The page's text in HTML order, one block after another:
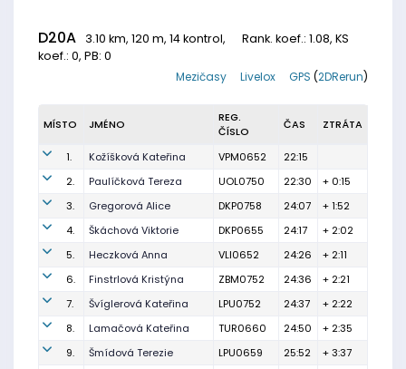
D20A 3.10 km, 120 m, 14 kontrol, Rank. koef.: 1.08, KS
koef.: 0, PB: 0
GPS (2DRerun)
Livelox
Mezičasy
MÍSTO JMÉNO
REG.
ČÍSLO
ČAS ZTRÁTA
1. Kožíšková Kateřina VPM0652
22:15
2.
Paulíčková Tereza UOL0750 22:30
+ 0:15
3.
Gregorová Alice DKP0758 24:07
+ 1:52
4.
Škáchová Viktorie DKP0655 24:17
+ 2:02
5.
Heczková Anna VLI0652 24:26
+ 2:11
6.
Finstrlová Kristýna ZBM0752 24:36
+ 2:21
7.
Švíglerová Kateřina LPU0752 24:37
+ 2:22
8.
Lamačová Kateřina TUR0660 24:50
+ 2:35
9.
Šmídová Terezie LPU0659 25:52 + 3:37